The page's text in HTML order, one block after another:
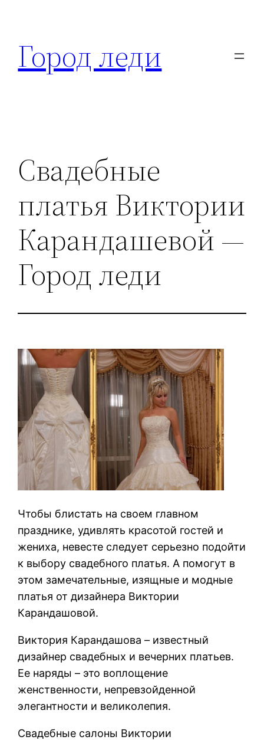
содержимому
Город леди
Свадебные
платья Виктории
Карандашевой —
Город леди
Чтобы блистать на своем главном
празднике, удивлять красотой гостей и
жениха, невесте следует серьезно подойти
к выбору свадебного платья. А помогут в
этом замечательные, изящные и модные
платья от дизайнера Виктории
Карандашовой.
Виктория Карандашова – известный
дизайнер свадебных и вечерних платьев.
Ее наряды – это воплощение
женственности, непревзойденной
элегантности и великолепия.
Свадебные салоны Виктории